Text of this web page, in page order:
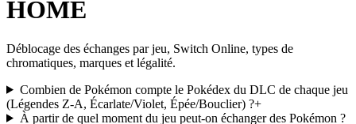
HOME
Déblocage des échanges par jeu, Switch Online, types de
chromatiques, marques et légalité.
Combien de Pokémon compte le Pokédex du DLC de chaque jeu
(Légendes Z-A, Écarlate/Violet, Épée/Bouclier) ?+
À partir de quel moment du jeu peut-on échanger des Pokémon ?